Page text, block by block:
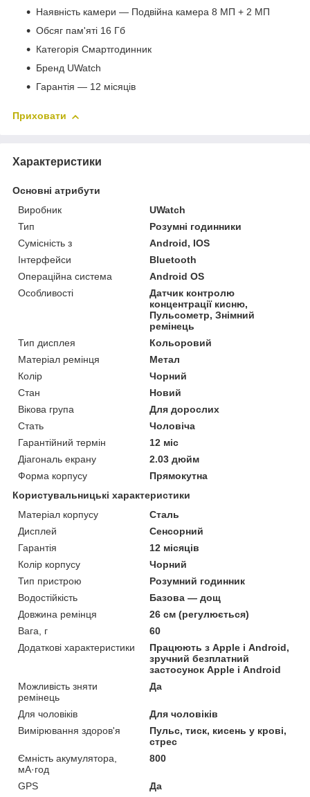
Наявність камери — Подвійна камера 8 МП + 2 МП
Обсяг пам'яті 16 Гб
Категорія Смартгодинник
Бренд UWatch
Гарантія — 12 місяців
Приховати
Характеристики
Основні атрибути
Виробник
UWatch
Тип
Розумні годинники
Сумісність з
Android, IOS
Інтерфейси
Bluetooth
Операційна система
Android OS
Особливості
Датчик контролю
концентрації кисню,
Пульсометр, Знімний
ремінець
Тип дисплея
Кольоровий
Матеріал ремінця
Метал
Колір
Чорний
Стан
Новий
Вікова група
Для дорослих
Стать
Чоловіча
Гарантійний термін
12 міс
Діагональ екрану
2.03 дюйм
Форма корпусу
Прямокутна
Користувальницькі характеристики
Матеріал корпусу
Сталь
Дисплей
Сенсорний
Гарантія
12 місяців
Колір корпусу
Чорний
Тип пристрою
Розумний годинник
Водостійкість
Базова — дощ
Довжина ремінця
26 см (регулюється)
Вага, г
60
Додаткові характеристики
Працюють з Apple і Android,
зручний безплатний
застосунок Apple і Android
Можливість зняти
ремінець
Да
Для чоловіків
Для чоловіків
Вимірювання здоров'я
Пульс, тиск, кисень у крові,
стрес
Ємність акумулятора,
мА·год
800
GPS
Да